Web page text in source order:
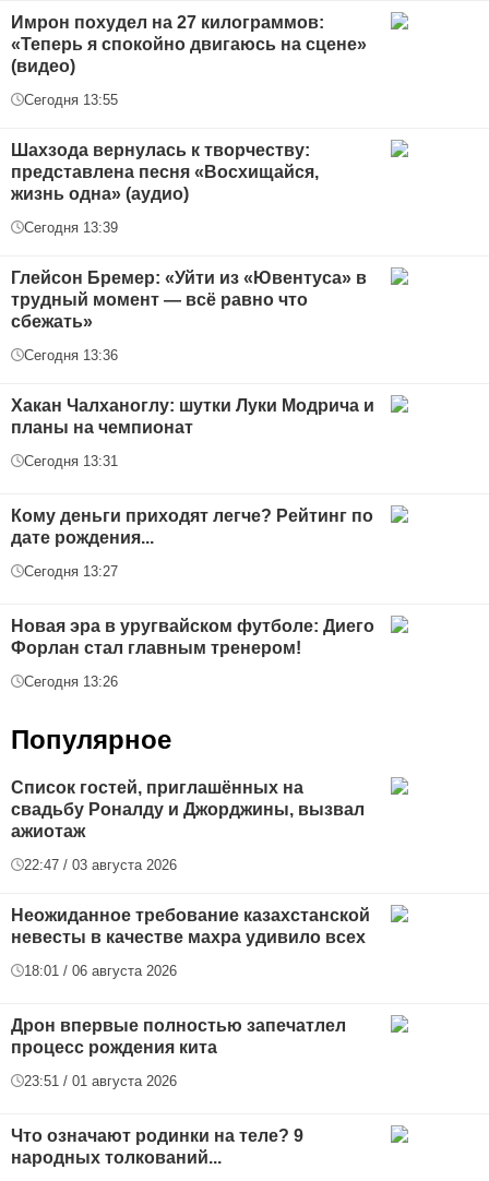
Имрон похудел на 27 килограммов:
«Теперь я спокойно двигаюсь на сцене»
(видео)
Сегодня 13:55
Шахзода вернулась к творчеству:
представлена песня «Восхищайся,
жизнь одна» (аудио)
Сегодня 13:39
Глейсон Бремер: «Уйти из «Ювентуса» в
трудный момент — всё равно что
сбежать»
Сегодня 13:36
Хакан Чалханоглу: шутки Луки Модрича и
планы на чемпионат
Сегодня 13:31
Кому деньги приходят легче? Рейтинг по
дате рождения...
Сегодня 13:27
Новая эра в уругвайском футболе: Диего
Форлан стал главным тренером!
Сегодня 13:26
Популярное
Список гостей, приглашённых на
свадьбу Роналду и Джорджины, вызвал
ажиотаж
22:47 / 03 августа 2026
Неожиданное требование казахстанской
невесты в качестве махра удивило всех
18:01 / 06 августа 2026
Дрон впервые полностью запечатлел
процесс рождения кита
23:51 / 01 августа 2026
Что означают родинки на теле? 9
народных толкований...